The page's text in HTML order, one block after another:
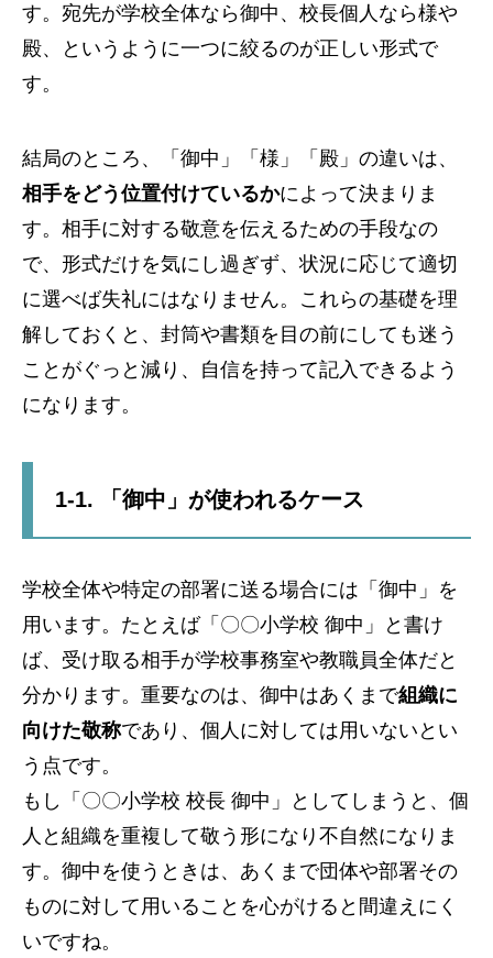
す。宛先が学校全体なら御中、校長個人なら様や
殿、というように一つに絞るのが正しい形式で
す。
結局のところ、「御中」「様」「殿」の違いは、
相手をどう位置付けているかによって決まりま
す。相手に対する敬意を伝えるための手段なの
で、形式だけを気にし過ぎず、状況に応じて適切
に選べば失礼にはなりません。これらの基礎を理
解しておくと、封筒や書類を目の前にしても迷う
ことがぐっと減り、自信を持って記入できるよう
になります。
1-1. 「御中」が使われるケース
学校全体や特定の部署に送る場合には「御中」を
用います。たとえば「〇〇小学校 御中」と書け
ば、受け取る相手が学校事務室や教職員全体だと
分かります。重要なのは、御中はあくまで組織に
向けた敬称であり、個人に対しては用いないとい
う点です。
もし「〇〇小学校 校長 御中」としてしまうと、個
人と組織を重複して敬う形になり不自然になりま
す。御中を使うときは、あくまで団体や部署その
ものに対して用いることを心がけると間違えにく
いですね。